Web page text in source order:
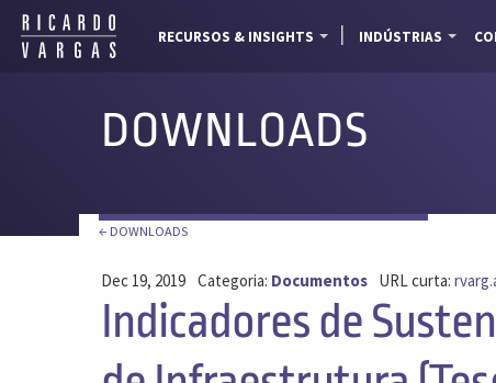
RECURSOS & INSIGHTS INDÚSTRIAS
DOWNLOADS
← DOWNLOADS
Dec 19, 2019 Categoria: Documentos URL curta:
Indicadores de